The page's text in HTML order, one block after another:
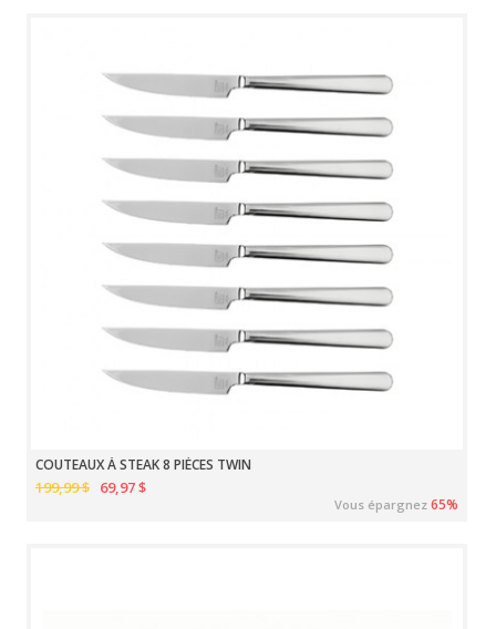
COUTEAUX À STEAK 8 PIÈCES TWIN
199,99 $ 69,97 $
Vous épargnez65%